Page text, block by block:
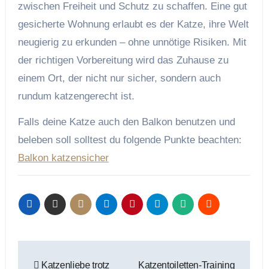
zwischen Freiheit und Schutz zu schaffen. Eine gut
gesicherte Wohnung erlaubt es der Katze, ihre Welt
neugierig zu erkunden – ohne unnötige Risiken. Mit
der richtigen Vorbereitung wird das Zuhause zu
einem Ort, der nicht nur sicher, sondern auch
rundum katzengerecht ist.
Falls deine Katze auch den Balkon benutzen und
beleben soll solltest du folgende Punkte beachten:
Balkon katzensicher
Katzenliebe trotz
Katzentoiletten-Training